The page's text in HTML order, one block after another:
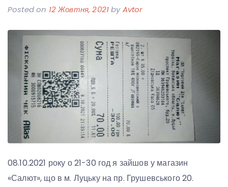
Posted on 12 Жовтня, 2021byAvtor
08.10.2021 року о 21-30 год я зайшов у магазин
«Салют», що в м. Луцьку на пр. Грушевського 20.